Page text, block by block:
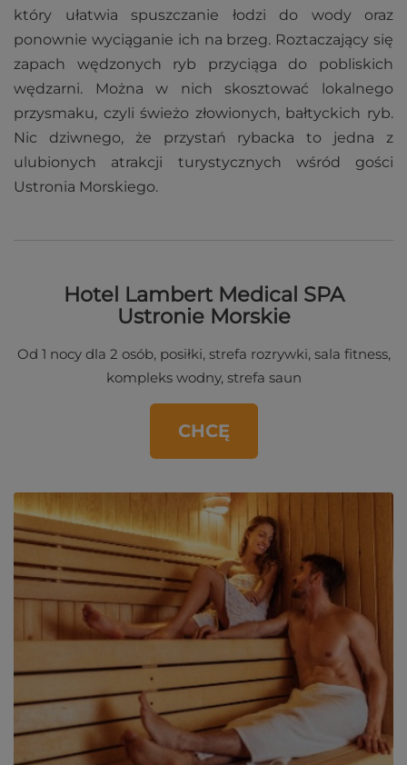
który ułatwia spuszczanie łodzi do wody oraz
ponownie wyciąganie ich na brzeg. Roztaczający się
zapach wędzonych ryb przyciąga do pobliskich
wędzarni. Można w nich skosztować lokalnego
przysmaku, czyli świeżo złowionych, bałtyckich ryb.
Nic dziwnego, że przystań rybacka to jedna z
ulubionych atrakcji turystycznych wśród gości
Ustronia Morskiego.
Hotel Lambert Medical SPA
Ustronie Morskie
Od 1 nocy dla 2 osób, posiłki, strefa rozrywki, sala fitness,
kompleks wodny, strefa saun
CHCĘ